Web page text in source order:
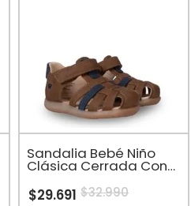
Sandalia Bebé Niño
Clásica Cerrada Con
$29.691 $32.990